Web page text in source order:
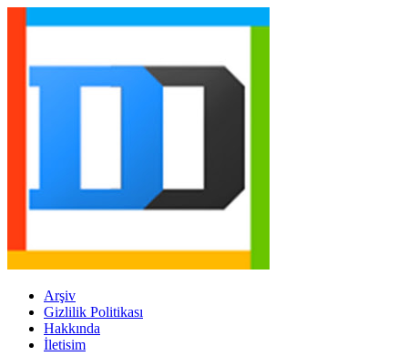
Arşiv
Gizlilik Politikası
Hakkında
İletisim